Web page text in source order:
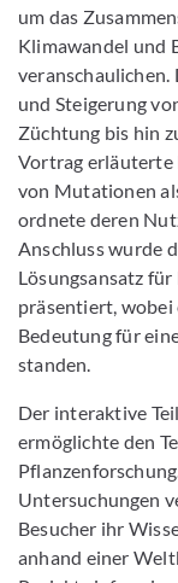
um das
Klimawandel und
veranschaulichen.
und Steigerung
Züchtung bis hin
Vortrag erläuterte
von Mutationen
ordnete deren
Anschluss wurde
Lösungsansatz
präsentiert,
Bedeutung für
standen.
Der interaktive
ermöglichte den
Untersuchungen
Besucher ihr
anhand einer